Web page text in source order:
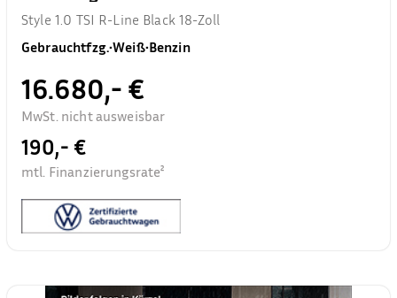
Style 1.0 TSI R-Line Black 18-Zoll
Gebrauchtfzg.•Weiß•Benzin
16.680,- €
MwSt. nicht ausweisbar
190,- €
mtl. Finanzierungsrate²